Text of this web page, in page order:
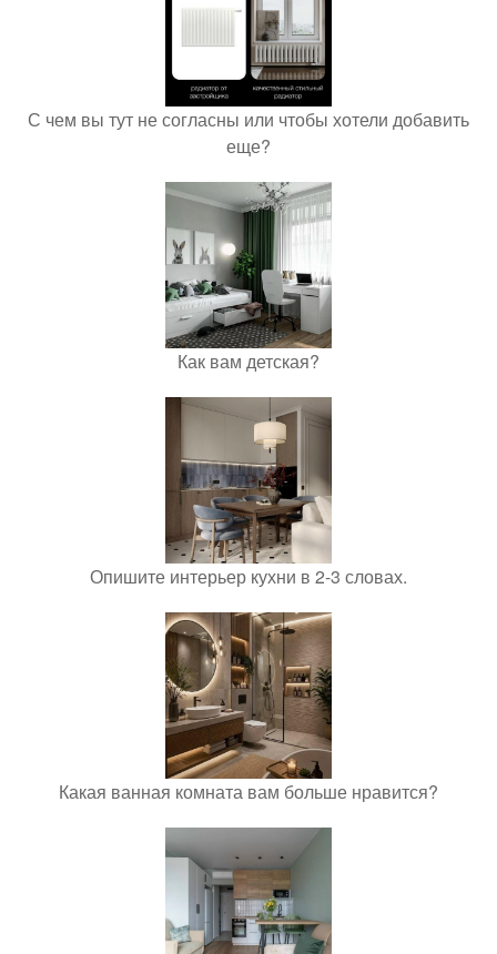
С чем вы тут не согласны или чтобы хотели добавить
еще?
Как вам детская?
Опишите интерьер кухни в 2-3 словах.
Какая ванная комната вам больше нравится?